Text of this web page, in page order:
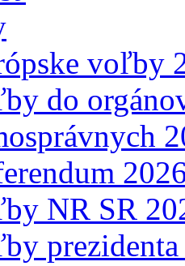
voľby
do
NR SR